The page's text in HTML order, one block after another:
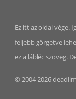
Ez itt az oldal vége.
feljebb görgetve
ez a lábléc szöveg.
© 2004-2026